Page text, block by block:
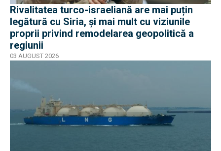
Rivalitatea turco-israeliană are mai puțin
legătură cu Siria, și mai mult cu viziunile
proprii privind remodelarea geopolitică a
regiunii
03 AUGUST 2026